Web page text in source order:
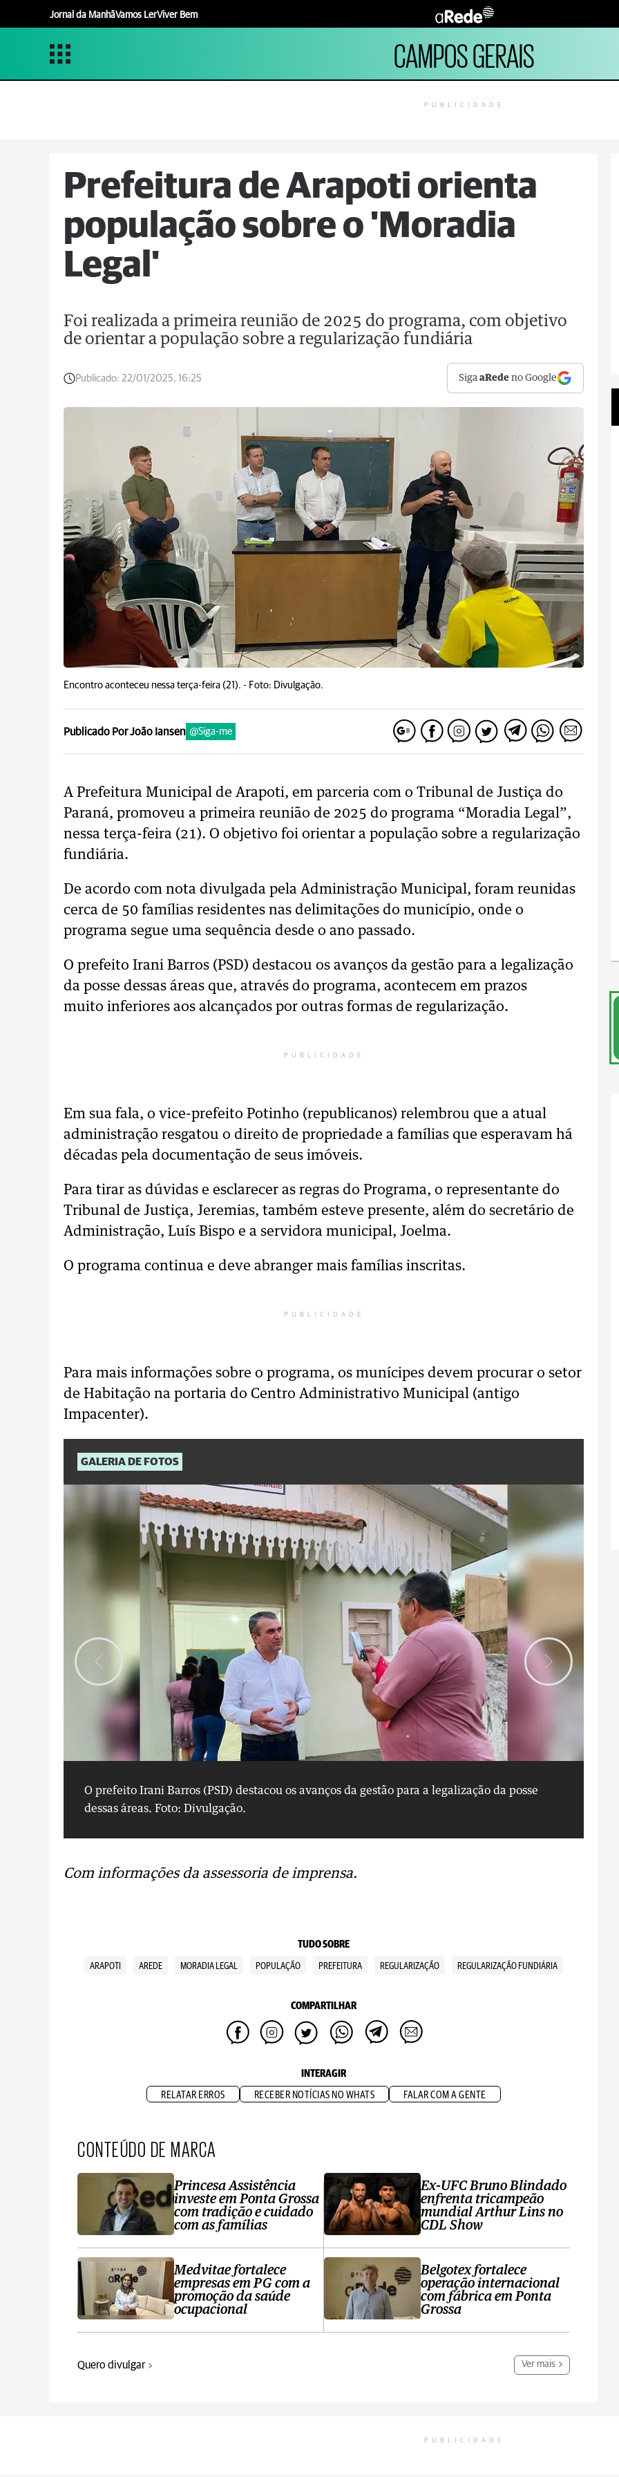
Jornal da ManhãVamos LerViver Bem
CAMPOS GERAIS
PUBLICIDADE
Prefeitura de Arapoti orienta
população sobre o 'Moradia
Legal'
Foi realizada a primeira reunião de 2025 do programa, com objetivo
de orientar a população sobre a regularização fundiária
Publicado: 22/01/2025, 16:25 SigaaRede no Google
Encontro aconteceu nessa terça-feira (21). - Foto: Divulgação.
Publicado Por João Iansen @Siga-me
A Prefeitura Municipal de Arapoti, em parceria com o Tribunal de Justiça do
Paraná, promoveu a primeira reunião de 2025 do programa “Moradia Legal”,
nessa terça-feira (21). O objetivo foi orientar a população sobre a regularização
fundiária.
De acordo com nota divulgada pela Administração Municipal, foram reunidas
cerca de 50 famílias residentes nas delimitações do município, onde o
programa segue uma sequência desde o ano passado.
O prefeito Irani Barros (PSD) destacou os avanços da gestão para a legalização
da posse dessas áreas que, através do programa, acontecem em prazos
muito inferiores aos alcançados por outras formas de regularização.
PUBLICIDADE
Em sua fala, o vice-prefeito Potinho (republicanos) relembrou que a atual
administração resgatou o direito de propriedade a famílias que esperavam há
décadas pela documentação de seus imóveis.
Para tirar as dúvidas e esclarecer as regras do Programa, o representante do
Tribunal de Justiça, Jeremias, também esteve presente, além do secretário de
Administração, Luís Bispo e a servidora municipal, Joelma.
O programa continua e deve abranger mais famílias inscritas.
PUBLICIDADE
Para mais informações sobre o programa, os munícipes devem procurar o setor
de Habitação na portaria do Centro Administrativo Municipal (antigo
Impacenter).
GALERIA DE FOTOS
O prefeito Irani Barros (PSD) destacou os avanços da gestão para a legalização da posse
dessas áreas. Foto: Divulgação.
Com informações da assessoria de imprensa.
TUDO SOBRE
ARAPOTI AREDE MORADIA LEGAL POPULAÇÃO PREFEITURA REGULARIZAÇÃO REGULARIZAÇÃO FUNDIÁRIA
COMPARTILHAR
INTERAGIR
RELATAR ERROS RECEBER NOTÍCIAS NO WHATS FALAR COM A GENTE
CONTEÚDO DE MARCA
Princesa Assistência
investe em Ponta Grossa
com tradição e cuidado
com as famílias
Medvitae fortalece
empresas em PG com a
promoção da saúde
ocupacional
Ex-UFC Bruno Blindado
enfrenta tricampeão
mundial Arthur Lins no
CDL Show
Belgotex fortalece
operação internacional
com fábrica em Ponta
Grossa
Quero divulgar Ver mais
PUBLICIDADE